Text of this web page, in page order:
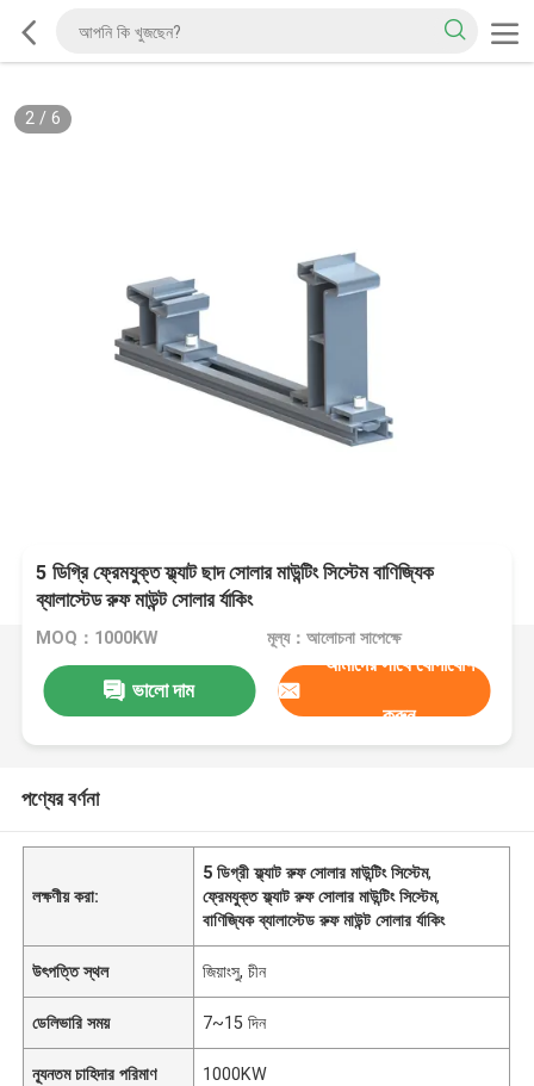
2/ 6
5 ডিগ্রি ফ্রেমযুক্ত ফ্ল্যাট ছাদ সোলার মাউন্টিং সিস্টেম বাণিজ্যিক
ব্যালাস্টেড রুফ মাউন্ট সোলার র্যাকিং
MOQ：1000KW মূল্য：আলোচনা সাপেক্ষে
ভালো দাম
আমাদের সাথে যোগাযোগ
করুন
পণ্যের বর্ণনা
লক্ষণীয় করা:
5 ডিগ্রী ফ্ল্যাট রুফ সোলার মাউন্টিং সিস্টেম,
ফ্রেমযুক্ত ফ্ল্যাট রুফ সোলার মাউন্টিং সিস্টেম,
বাণিজ্যিক ব্যালাস্টেড রুফ মাউন্ট সোলার র্যাকিং
উৎপত্তি স্থল জিয়াংসু, চীন
ডেলিভারি সময় 7~15 দিন
ন্যূনতম চাহিদার পরিমাণ 1000KW